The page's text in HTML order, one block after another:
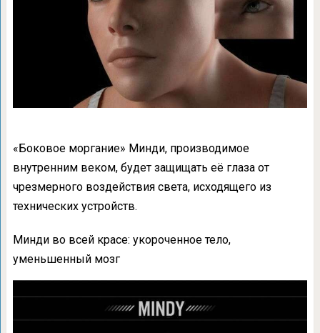
«Боковое моргание» Минди, производимое
внутренним веком, будет защищать её глаза от
чрезмерного воздействия света, исходящего из
технических устройств.
Минди во всей красе: укороченное тело,
уменьшенный мозг